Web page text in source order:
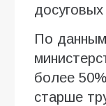
досуговых
По данным
более
старше